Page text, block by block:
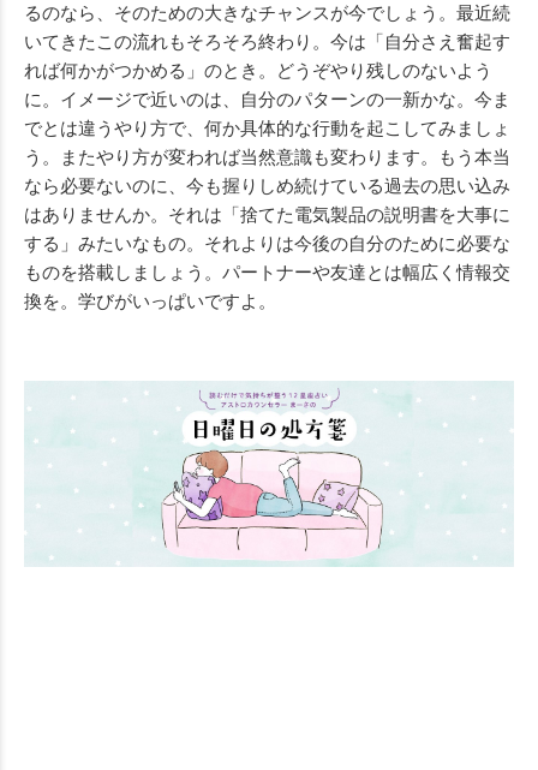
るのなら、そのための大きなチャンスが今でしょう。最近続
いてきたこの流れもそろそろ終わり。今は「自分さえ奮起す
れば何かがつかめる」のとき。どうぞやり残しのないよう
に。イメージで近いのは、自分のパターンの一新かな。今ま
でとは違うやり方で、何か具体的な行動を起こしてみましょ
う。またやり方が変われば当然意識も変わります。もう本当
なら必要ないのに、今も握りしめ続けている過去の思い込み
はありませんか。それは「捨てた電気製品の説明書を大事に
する」みたいなもの。それよりは今後の自分のために必要な
ものを搭載しましょう。パートナーや友達とは幅広く情報交
換を。学びがいっぱいですよ。